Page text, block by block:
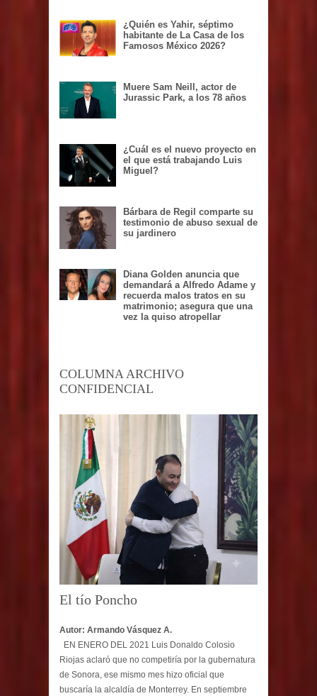
¿Quién es Yahir, séptimo
habitante de La Casa de los
Famosos México 2026?
Muere Sam Neill, actor de
Jurassic Park, a los 78 años
¿Cuál es el nuevo proyecto en
el que está trabajando Luis
Miguel?
Bárbara de Regil comparte su
testimonio de abuso sexual de
su jardinero
Diana Golden anuncia que
demandará a Alfredo Adame y
recuerda malos tratos en su
matrimonio; asegura que una
vez la quiso atropellar
COLUMNA ARCHIVO
CONFIDENCIAL
El tío Poncho
Autor: Armando Vásquez A.
EN ENERO DEL 2021 Luis Donaldo Colosio
Riojas aclaró que no competiría por la gubernatura
de Sonora, ese mismo mes hizo oficial que
buscaría la alcaldía de Monterrey. En septiembre